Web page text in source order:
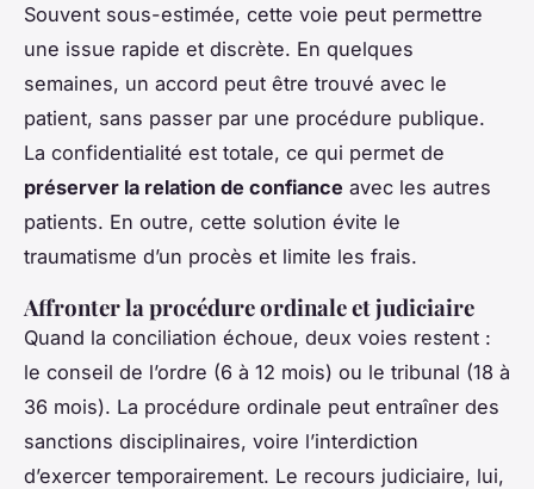
Souvent sous-estimée, cette voie peut permettre
une issue rapide et discrète. En quelques
semaines, un accord peut être trouvé avec le
patient, sans passer par une procédure publique.
La confidentialité est totale, ce qui permet de
préserver la relation de confiance avec les autres
patients. En outre, cette solution évite le
traumatisme d’un procès et limite les frais.
Affronter la procédure ordinale et judiciaire
Quand la conciliation échoue, deux voies restent :
le conseil de l’ordre (6 à 12 mois) ou le tribunal (18 à
36 mois). La procédure ordinale peut entraîner des
sanctions disciplinaires, voire l’interdiction
d’exercer temporairement. Le recours judiciaire, lui,